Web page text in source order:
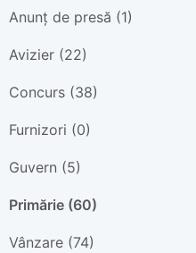
Anunț de presă (1)
Avizier (22)
Concurs (38)
Furnizori (0)
Guvern (5)
Primărie (60)
Vânzare (74)